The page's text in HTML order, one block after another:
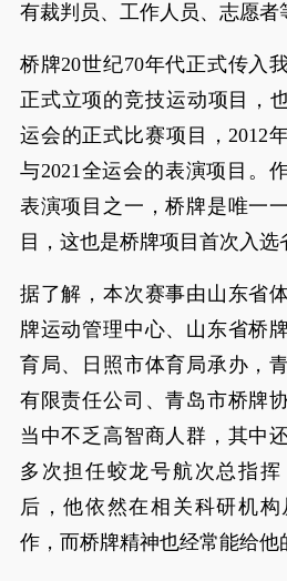
有裁判员、工作人员、志愿者
桥牌20世纪70年代正式传入
正式立项的竞技运动项目，
运会的正式比赛项目，2012
与2021全运会的表演项目。
表演项目之一，桥牌是唯一
目，这也是桥牌项目首次入选
据了解，本次赛事由山东省
牌运动管理中心、山东省桥
育局、日照市体育局承办，
有限责任公司、青岛市桥牌
当中不乏高智商人群，其中
多次担任蛟龙号航次总指
后，他依然在相关科研机
作，而桥牌精神也经常能给他